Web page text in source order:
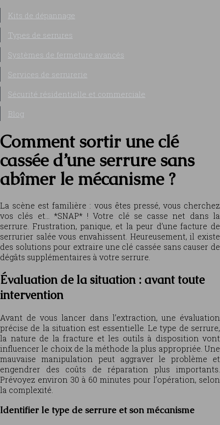
Kits de dépannage
Types de serrures
Systèmes de fermeture avancés
Services de serrurerie
Sécurité résidentielle et commerciale
Blog
Comment sortir une clé
cassée d’une serrure sans
abîmer le mécanisme ?
La scène est familière : vous êtes pressé, vous cherchez
vos clés et… *SNAP* ! Votre clé se casse net dans la
serrure. Frustration, panique, et la peur d’une facture de
serrurier salée vous envahissent. Heureusement, il existe
des solutions pour extraire une clé cassée sans causer de
dégâts supplémentaires à votre serrure.
Évaluation de la situation : avant toute
intervention
Avant de vous lancer dans l’extraction, une évaluation
précise de la situation est essentielle. Le type de serrure,
la nature de la fracture et les outils à disposition vont
influencer le choix de la méthode la plus appropriée. Une
mauvaise manipulation peut aggraver le problème et
engendrer des coûts de réparation plus importants.
Prévoyez environ 30 à 60 minutes pour l’opération, selon
la complexité.
Identifier le type de serrure et son mécanisme